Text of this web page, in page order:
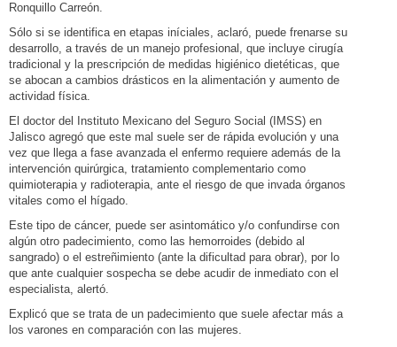
Ronquillo Carreón.
Sólo si se identifica en etapas iníciales, aclaró, puede frenarse su
desarrollo, a través de un manejo profesional, que incluye cirugía
tradicional y la prescripción de medidas higiénico dietéticas, que
se abocan a cambios drásticos en la alimentación y aumento de
actividad física.
El doctor del Instituto Mexicano del Seguro Social (IMSS) en
Jalisco agregó que este mal suele ser de rápida evolución y una
vez que llega a fase avanzada el enfermo requiere además de la
intervención quirúrgica, tratamiento complementario como
quimioterapia y radioterapia, ante el riesgo de que invada órganos
vitales como el hígado.
Este tipo de cáncer, puede ser asintomático y/o confundirse con
algún otro padecimiento, como las hemorroides (debido al
sangrado) o el estreñimiento (ante la dificultad para obrar), por lo
que ante cualquier sospecha se debe acudir de inmediato con el
especialista, alertó.
Explicó que se trata de un padecimiento que suele afectar más a
los varones en comparación con las mujeres.